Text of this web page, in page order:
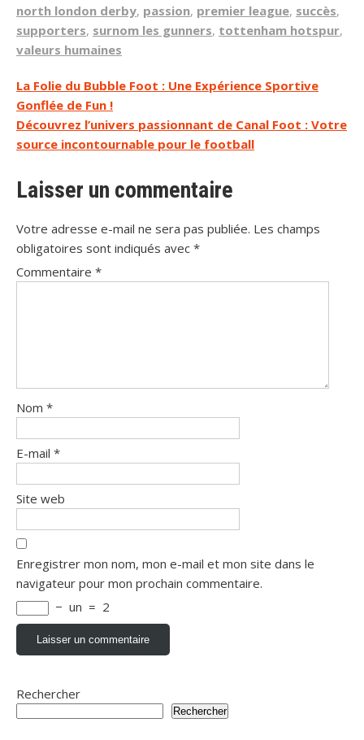
north london derby, passion, premier league, succès,
supporters, surnom les gunners, tottenham hotspur,
valeurs humaines
Navigation
de
l’article
La Folie du Bubble Foot : Une Expérience Sportive
Gonflée de Fun !
Découvrez l’univers passionnant de Canal Foot : Votre
source incontournable pour le football
Laisser un commentaire
Votre adresse e-mail ne sera pas publiée. Les champs
obligatoires sont indiqués avec *
Commentaire *
Nom *
E-mail *
Site web
Enregistrer mon nom, mon e-mail et mon site dans le
navigateur pour mon prochain commentaire.
− un = 2
Rechercher
Rechercher